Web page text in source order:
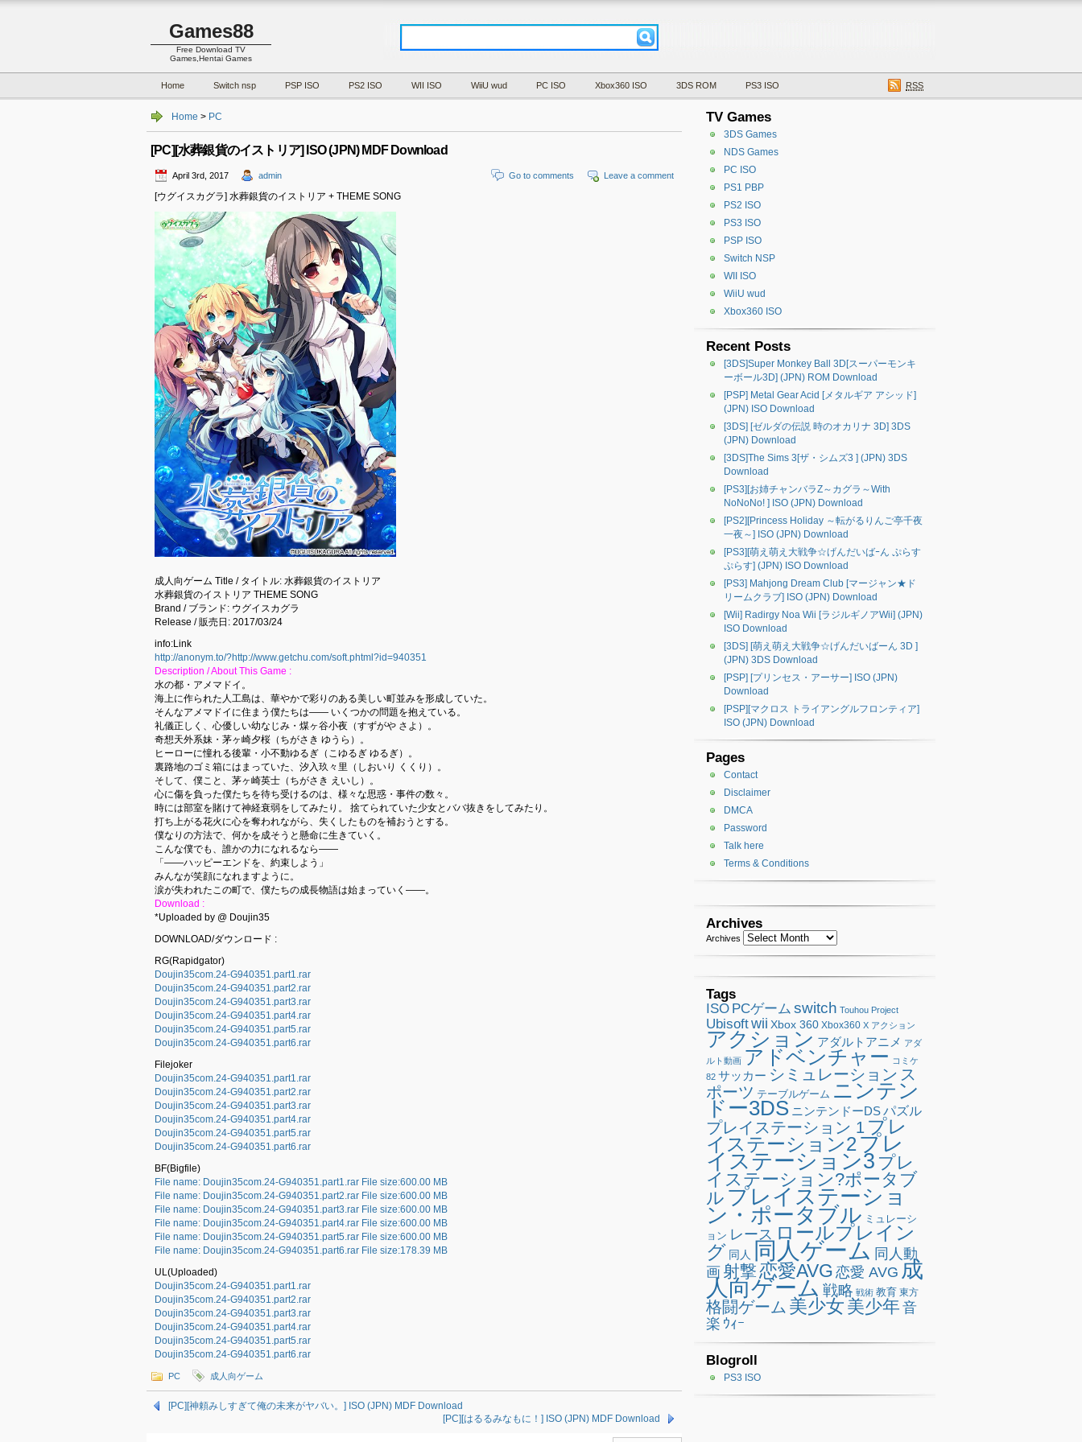
Games88
Free Download TV
Games,Hentai Games
Home Switch nsp PSP ISO PS2 ISO WII ISO WiiU wud PC ISO Xbox360 ISO 3DS ROM PS3 ISO RSS
Home > PC
[PC][水葬銀貨のイストリア] ISO (JPN) MDF Download
April 3rd, 2017 admin Leave a comment
Go to comments
[ウグイスカグラ] 水葬銀貨のイストリア + THEME SONG
成人向ゲーム Title / タイトル: 水葬銀貨のイストリア
水葬銀貨のイストリア THEME SONG
Brand / ブランド: ウグイスカグラ
Release / 販売日: 2017/03/24
info:Link
http://anonym.to/?http://www.getchu.com/soft.phtml?id=940351
Description / About This Game :
水の都・アメマドイ。
海上に作られた人工島は、華やかで彩りのある美しい町並みを形成していた。
そんなアメマドイに住まう僕たちは―― いくつかの問題を抱えている。
礼儀正しく、心優しい幼なじみ・煤ヶ谷小夜（すずがや さよ）。
奇想天外系妹・茅ヶ崎夕桜（ちがさき ゆうら）。
ヒーローに憧れる後輩・小不動ゆるぎ（こゆるぎ ゆるぎ）。
裏路地のゴミ箱にはまっていた、汐入玖々里（しおいり くくり）。
そして、僕こと、茅ヶ崎英士（ちがさき えいし）。
心に傷を負った僕たちを待ち受けるのは、様々な思惑・事件の数々。
時には部室を賭けて神経衰弱をしてみたり。 捨てられていた少女とババ抜きをしてみたり。
打ち上がる花火に心を奪われながら、失くしたものを補おうとする。
僕なりの方法で、何かを成そうと懸命に生きていく。
こんな僕でも、誰かの力になれるなら――
「――ハッピーエンドを、約束しよう」
みんなが笑顔になれますように。
涙が失われたこの町で、僕たちの成長物語は始まっていく――。
Download :
*Uploaded by @ Doujin35
DOWNLOAD/ダウンロード :
RG(Rapidgator)
Doujin35com.24-G940351.part1.rar
Doujin35com.24-G940351.part2.rar
Doujin35com.24-G940351.part3.rar
Doujin35com.24-G940351.part4.rar
Doujin35com.24-G940351.part5.rar
Doujin35com.24-G940351.part6.rar
Filejoker
Doujin35com.24-G940351.part1.rar
Doujin35com.24-G940351.part2.rar
Doujin35com.24-G940351.part3.rar
Doujin35com.24-G940351.part4.rar
Doujin35com.24-G940351.part5.rar
Doujin35com.24-G940351.part6.rar
BF(Bigfile)
File name: Doujin35com.24-G940351.part1.rar File size:600.00 MB
File name: Doujin35com.24-G940351.part2.rar File size:600.00 MB
File name: Doujin35com.24-G940351.part3.rar File size:600.00 MB
File name: Doujin35com.24-G940351.part4.rar File size:600.00 MB
File name: Doujin35com.24-G940351.part5.rar File size:600.00 MB
File name: Doujin35com.24-G940351.part6.rar File size:178.39 MB
UL(Uploaded)
Doujin35com.24-G940351.part1.rar
Doujin35com.24-G940351.part2.rar
Doujin35com.24-G940351.part3.rar
Doujin35com.24-G940351.part4.rar
Doujin35com.24-G940351.part5.rar
Doujin35com.24-G940351.part6.rar
PC 成人向ゲーム
[PC][神頼みしすぎて俺の未来がヤバい。] ISO (JPN) MDF Download
[PC][はるるみなもに！] ISO (JPN) MDF Download
TV Games
3DS Games
NDS Games
PC ISO
PS1 PBP
PS2 ISO
PS3 ISO
PSP ISO
Switch NSP
WII ISO
WiiU wud
Xbox360 ISO
Recent Posts
[3DS]Super Monkey Ball 3D[スーパーモンキ
ーボール3D] (JPN) ROM Download
[PSP] Metal Gear Acid [メタルギア アシッド]
(JPN) ISO Download
[3DS] [ゼルダの伝説 時のオカリナ 3D] 3DS
(JPN) Download
[3DS]The Sims 3[ザ・シムズ3 ] (JPN) 3DS
Download
[PS3][お姉チャンバラZ～カグラ～With
NoNoNo! ] ISO (JPN) Download
[PS2][Princess Holiday ～転がるりんご亭千夜
一夜～] ISO (JPN) Download
[PS3][萌え萌え大戦争☆げんだいばｰん ぷらす
ぷらす] (JPN) ISO Download
[PS3] Mahjong Dream Club [マージャン★ド
リームクラブ] ISO (JPN) Download
[Wii] Radirgy Noa Wii [ラジルギノアWii] (JPN)
ISO Download
[3DS] [萌え萌え大戦争☆げんだいばーん 3D ]
(JPN) 3DS Download
[PSP] [プリンセス・アーサー] ISO (JPN)
Download
[PSP][マクロス トライアングルフロンティア]
ISO (JPN) Download
Pages
Contact
Disclaimer
DMCA
Password
Talk here
Terms & Conditions
Archives
Archives
Tags
ISO PCゲーム switch Touhou Project
Ubisoftwii Xbox 360 Xbox360 X アクション
アクション アダルトアニメ アダ
ルト動画 アドベンチャー コミケ
82 サッカー シミュレーション ス
ポーツ テーブルゲーム ニンテン
ドー3DS ニンテンドーDSパズル
プレイステーション 1 プレ
イステーション2プレ
イステーション3 プレ
イステーション?ポータブ
ル プレイステーショ
ン・ポータブル ミュレーシ
ョン レース ロールプレイン
グ 同人 同人ゲーム 同人動
画射撃恋愛AVG 恋愛 AVG 成
人向ゲーム 戦略 戦術 教育 東方
格闘ゲーム 美少女 美少年音
楽 ｳｨｰ
Blogroll
PS3 ISO